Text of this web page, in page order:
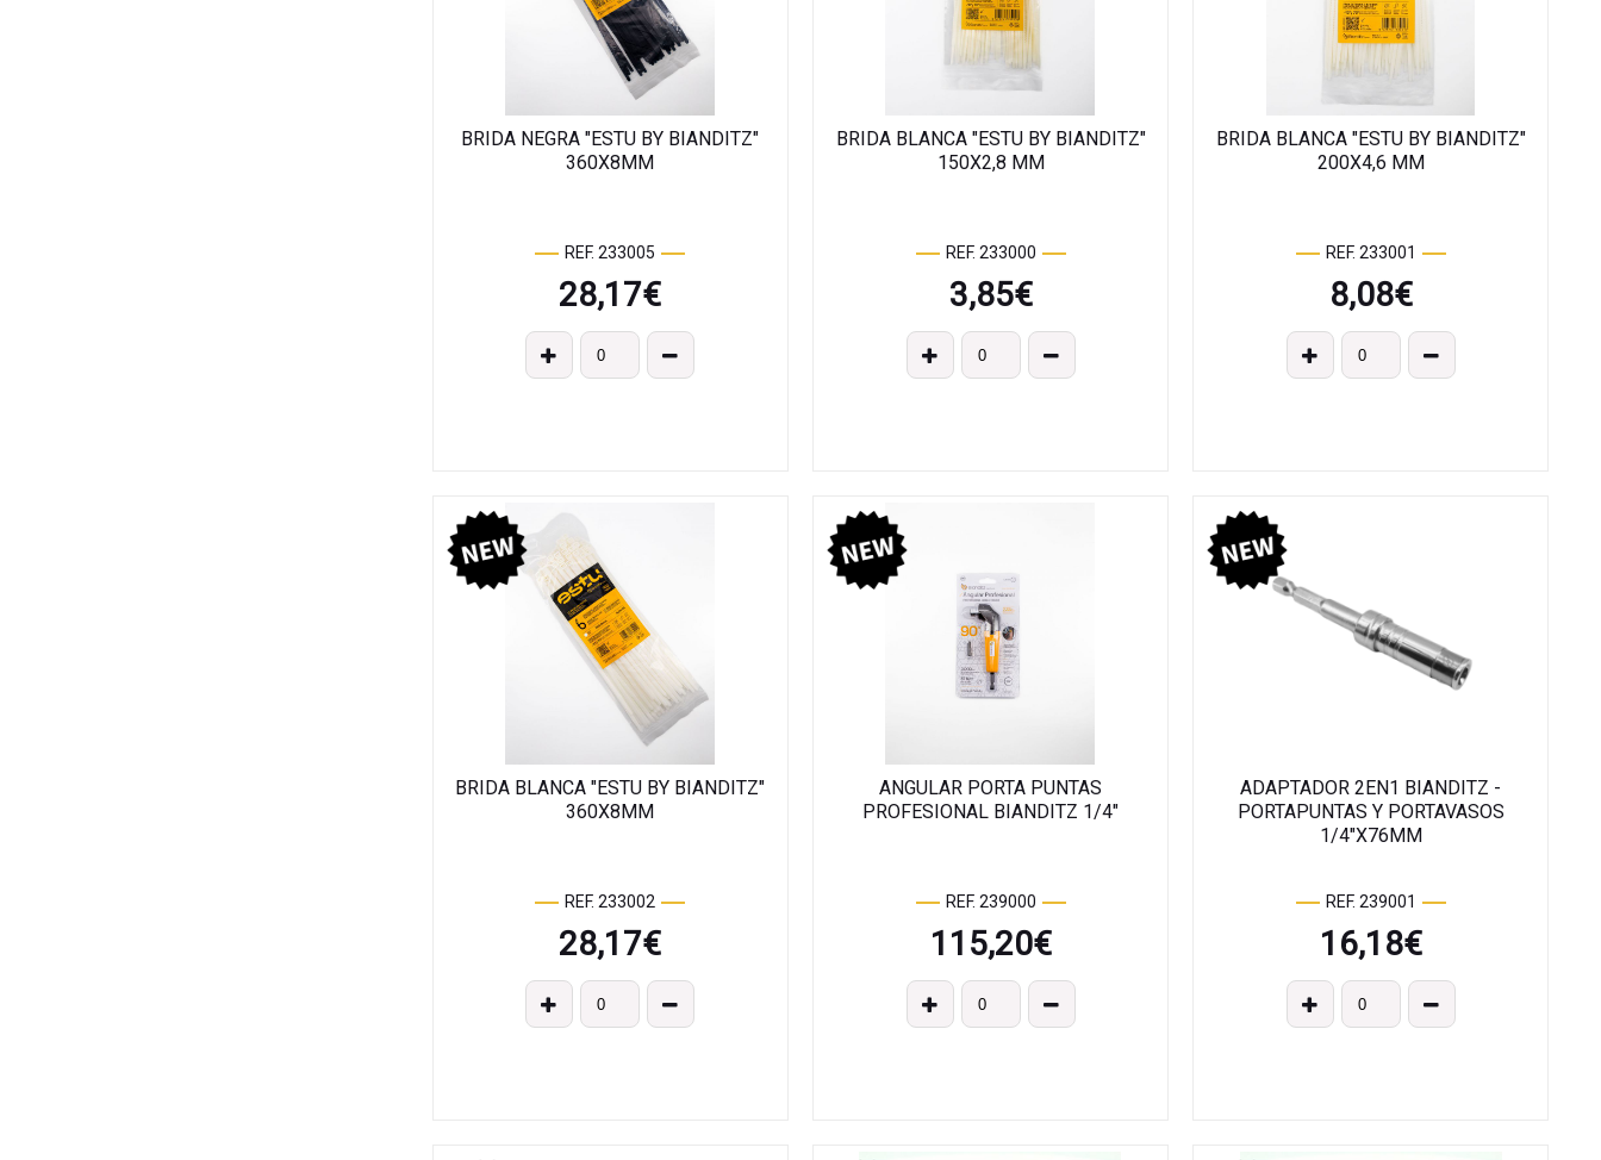
BRIDA NEGRA "ESTU BY BIANDITZ"
360X8MM
REF. 233005
28,17€
BRIDA BLANCA "ESTU BY BIANDITZ"
150X2,8 MM
REF. 233000
3,85€
BRIDA BLANCA "ESTU BY BIANDITZ"
200X4,6 MM
REF. 233001
8,08€
BRIDA BLANCA "ESTU BY BIANDITZ"
360X8MM
REF. 233002
28,17€
ANGULAR PORTA PUNTAS
PROFESIONAL BIANDITZ 1/4"
REF. 239000
115,20€
ADAPTADOR 2EN1 BIANDITZ -
PORTAPUNTAS Y PORTAVASOS
1/4"X76MM
REF. 239001
16,18€